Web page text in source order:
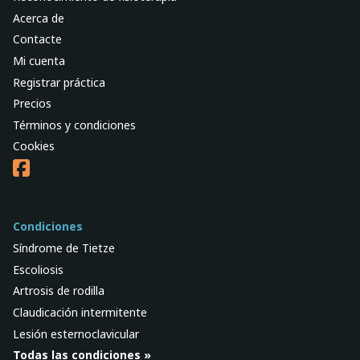
Acerca de
Contacte
Mi cuenta
Registrar práctica
Precios
Términos y condiciones
Cookies
Condiciones
Síndrome de Tietze
Escoliosis
Artrosis de rodilla
Claudicación intermitente
Lesión esternoclavicular
Todas las condiciones »